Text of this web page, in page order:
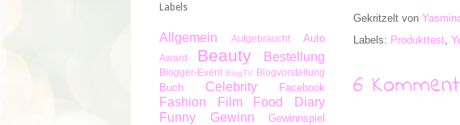
Gekritzelt von
Labels: Produkttest
6
Labels
Allgemein Aufgebraucht Auto
Award Beauty Bestellung
Blogger-Event BlogTV Blogvorstellung
Buch Celebrity Facebook
Fashion Film
Food Diary
Funny
Gewinn
Gewinnspiel